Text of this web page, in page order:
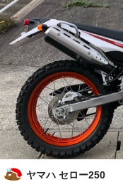
ヤマハ セロー250